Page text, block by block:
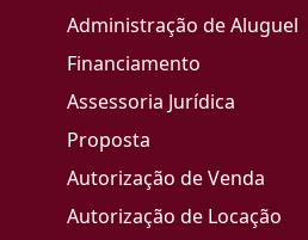
Administração de Aluguel
Financiamento
Assessoria Jurídica
Proposta
Autorização de Venda
Autorização de Locação